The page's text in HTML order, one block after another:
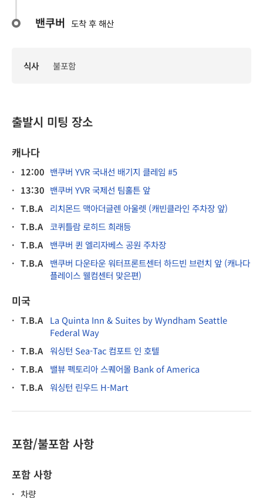
밴쿠버 도착 후 해산
식사 불포함
출발시 미팅 장소
캐나다
· 12:00 밴쿠버 YVR 국내선 배기지 클레임 #5
· 13:30 밴쿠버 YVR 국제선 팀홀튼 앞
· T.B.A
리치몬드 맥아더글렌 아울렛 (캐빈클라인 주차장 앞)
· T.B.A 코퀴틀람 로히드 희래등
· T.B.A
밴쿠버 퀸 엘리자베스 공원 주차장
· T.B.A
밴쿠버 다운타운 워터프론트센터 하드빈 브런치 앞 (캐나다
플레이스 웰컴센터 맞은편)
미국
· T.B.A
La Quinta Inn & Suites by Wyndham Seattle
Federal Way
· T.B.A 워싱턴 Sea-Tac 컴포트 인 호텔
· T.B.A
밸뷰 펙토리아 스퀘어몰 Bank of America
· T.B.A 워싱턴 린우드 H-Mart
포함/불포함 사항
포함 사항
· 차량